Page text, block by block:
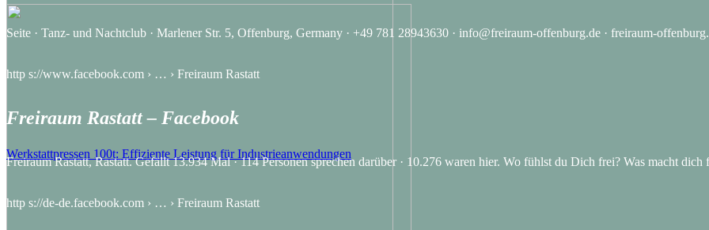
Werkstattpressen 100t: Effiziente Leistung für Industrieanwendungen
Seite · Tanz- und Nachtclub · Marlener Str. 5, Offenburg, Germany · +49 781 28943630 · info@freiraum-offenburg.de · freiraum-
http s://www.facebook.com › … › Freiraum Rastatt
Freiraum Rastatt – Facebook
Freiraum Rastatt, Rastatt. Gefällt 13.934 Mal · 114 Personen sprechen darüber · 10.276 waren hier. Wo fühlst du Dich frei? Was macht
http s://de-de.facebook.com › … › Freiraum Rastatt